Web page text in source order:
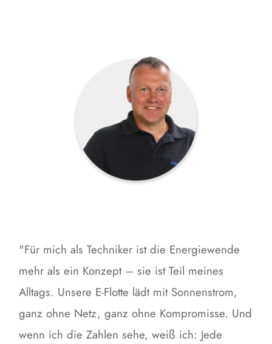
"Für mich als Techniker ist die Energiewende
mehr als ein Konzept – sie ist Teil meines
Alltags. Unsere E-Flotte lädt mit Sonnenstrom,
ganz ohne Netz, ganz ohne Kompromisse. Und
wenn ich die Zahlen sehe, weiß ich: Jede